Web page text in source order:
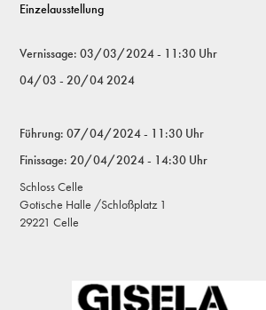
Einzelausstellung
Vernissage: 03/03/2024 - 11:30 Uhr
04/03 - 20/04 2024
Führung: 07/04/2024 - 11:30 Uhr
Finissage: 20/04/2024 - 14:30 Uhr
Schloss Celle
Gotische Halle /Schloßplatz 1
29221 Celle